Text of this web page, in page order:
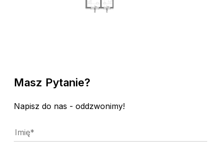
Masz Pytanie?
Napisz do nas - oddzwonimy!